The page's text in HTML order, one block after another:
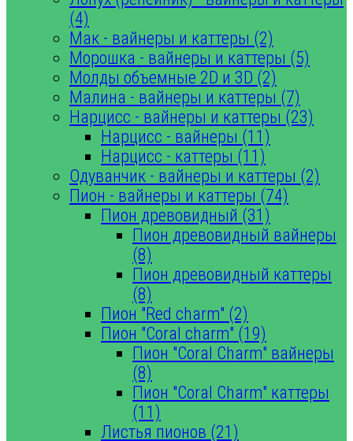
(4)
Мак - вайнеры и каттеры (2)
Морошка - вайнеры и каттеры (5)
Молды объемные 2D и 3D (2)
Малина - вайнеры и каттеры (7)
Нарцисс - вайнеры и каттеры (23)
Нарцисс - вайнеры (11)
Нарцисс - каттеры (11)
Одуванчик - вайнеры и каттеры (2)
Пион - вайнеры и каттеры (74)
Пион древовидный (31)
Пион древовидный вайнеры
(8)
Пион древовидный каттеры
(8)
Пион "Red charm" (2)
Пион "Coral charm" (19)
Пион "Coral Charm" вайнеры
(8)
Пион "Coral Charm" каттеры
(11)
Листья пионов (21)